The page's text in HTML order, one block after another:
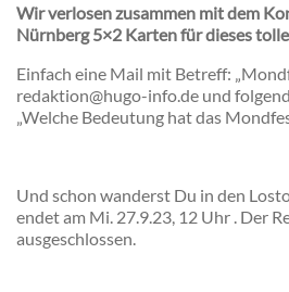
Wir verlosen zusammen mit dem
Nürnberg 5×2 Karten für dieses
Einfach eine Mail mit Betreff:
redaktion@hugo-info.de und
„Welche Bedeutung hat das
Und schon wanderst Du in den
endet am Mi. 27.9.23, 12 Uhr . Der
ausgeschlossen.